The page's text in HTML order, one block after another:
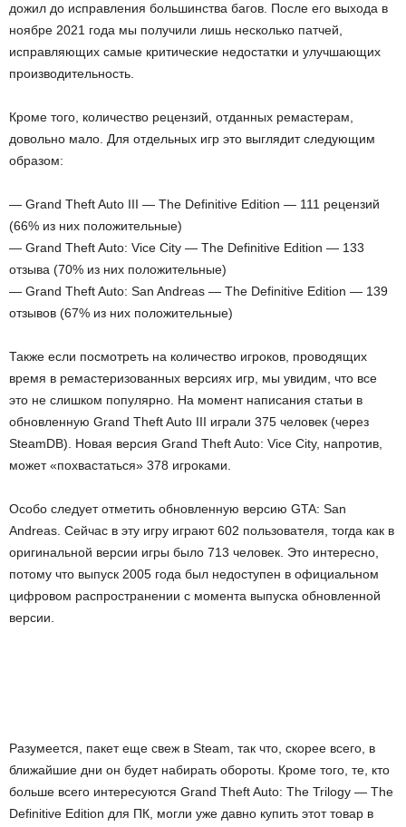
дожил до исправления большинства багов. После его выхода в
ноябре 2021 года мы получили лишь несколько патчей,
исправляющих самые критические недостатки и улучшающих
производительность.
Кроме того, количество рецензий, отданных ремастерам,
довольно мало. Для отдельных игр это выглядит следующим
образом:
— Grand Theft Auto III — The Definitive Edition — 111 рецензий
(66% из них положительные)
— Grand Theft Auto: Vice City — The Definitive Edition — 133
отзыва (70% из них положительные)
— Grand Theft Auto: San Andreas — The Definitive Edition — 139
отзывов (67% из них положительные)
Также если посмотреть на количество игроков, проводящих
время в ремастеризованных версиях игр, мы увидим, что все
это не слишком популярно. На момент написания статьи в
обновленную Grand Theft Auto III играли 375 человек (через
SteamDB). Новая версия Grand Theft Auto: Vice City, напротив,
может «похвастаться» 378 игроками.
Особо следует отметить обновленную версию GTA: San
Andreas. Сейчас в эту игру играют 602 пользователя, тогда как в
оригинальной версии игры было 713 человек. Это интересно,
потому что выпуск 2005 года был недоступен в официальном
цифровом распространении с момента выпуска обновленной
версии.
Разумеется, пакет еще свеж в Steam, так что, скорее всего, в
ближайшие дни он будет набирать обороты. Кроме того, те, кто
больше всего интересуются Grand Theft Auto: The Trilogy — The
Definitive Edition для ПК, могли уже давно купить этот товар в